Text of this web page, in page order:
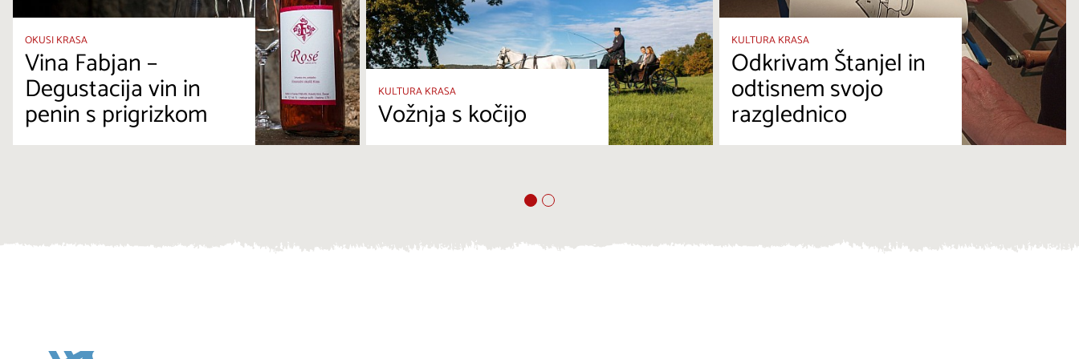
OKUSI KRASA
Vina Fabjan –
Degustacija vin in
penin s prigrizkom
KULTURA KRASA
Vožnja s kočijo
KULTURA KRASA
Odkrivam Štanjel in
odtisnem svojo
razglednico